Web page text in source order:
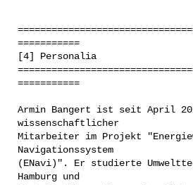
===========
[4] Personalia
===========
Armin Bangert ist seit April
wissenschaftlicher
Mitarbeiter im Projekt
Navigationssystem
(ENavi)". Er studierte
Hamburg und